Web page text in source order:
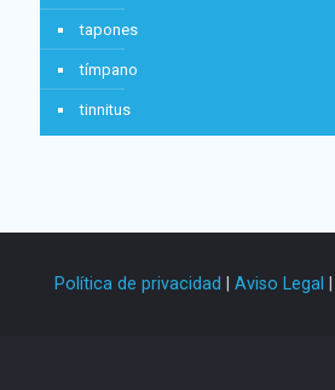
tapones
tímpano
tinnitus
Política de privacidad | Aviso Legal |